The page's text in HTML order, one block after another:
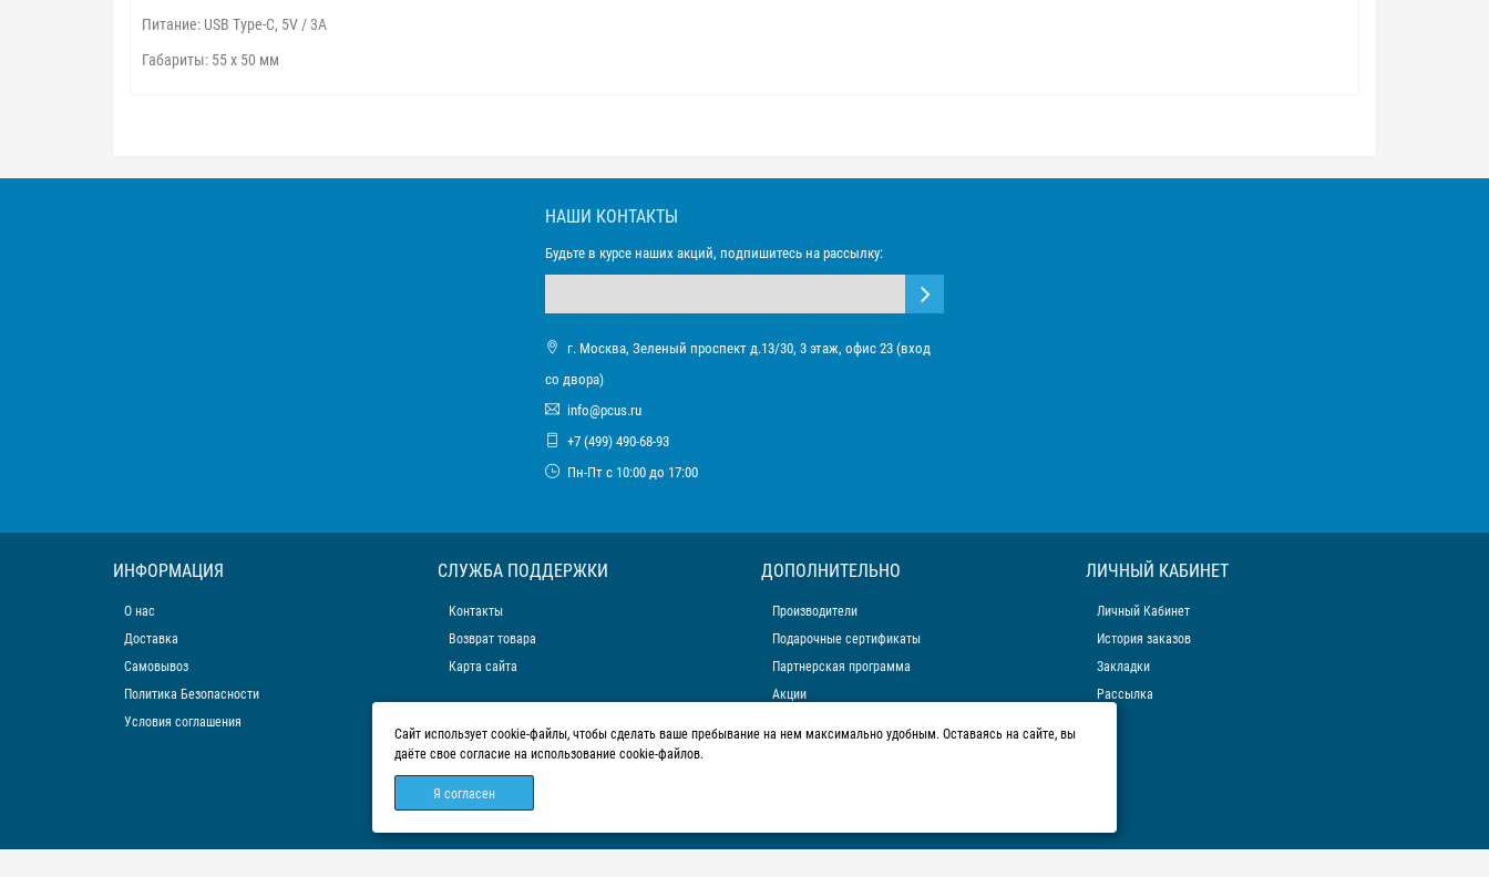
Питание: USB Type-C, 5V / 3A
Габариты: 55 x 50 мм
НАШИ КОНТАКТЫ
Будьте в курсе наших акций, подпишитесь на рассылку:
г. Москва, Зеленый проспект д.13/30, 3 этаж, офис 23 (вход
со двора)
info@pcus.ru
+7 (499) 490-68-93
Пн-Пт с 10:00 до 17:00
ИНФОРМАЦИЯ
О нас
Доставка
Самовывоз
Политика Безопасности
Условия соглашения
СЛУЖБА ПОДДЕРЖКИ
Контакты
Возврат товара
Карта сайта
ДОПОЛНИТЕЛЬНО
Производители
Подарочные сертификаты
Партнерская программа
Акции
ЛИЧНЫЙ КАБИНЕТ
Личный Кабинет
История заказов
Закладки
Рассылка
Сайт использует cookie-файлы, чтобы сделать ваше пребывание на нем максимально удобным. Оставаясь на сайте, вы
даёте свое согласие на использование cookie-файлов.
Я согласен